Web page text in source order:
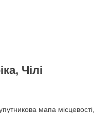
Чілі
мапа місцевості,